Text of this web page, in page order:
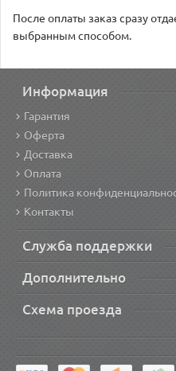
После оплаты заказ сразу
выбранным способом.
Информация
Гарантия
Оферта
Доставка
Оплата
Политика
Контакты
Служба поддержки
Дополнительно
Схема проезда